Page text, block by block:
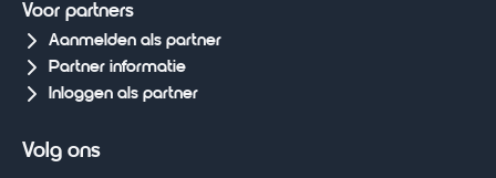
Voor partners
Aanmelden als partner
Partner informatie
Inloggen als partner
Volg ons